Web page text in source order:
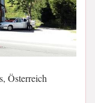
Österreich